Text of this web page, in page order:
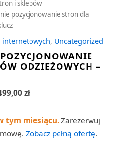
i sklepów
pozycjonowanie stron dla
internetowych, Uncategorized
ODZIEŻOWYCH –
zł
tym miesiącu. Zarezerwuj
Zobacz pełną ofertę.